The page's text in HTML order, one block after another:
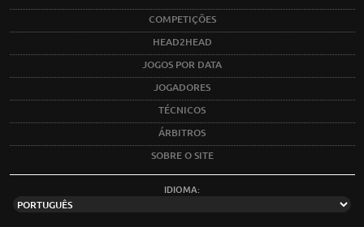
COMPETIÇÕES
HEAD2HEAD
JOGOS POR DATA
JOGADORES
TÉCNICOS
ÁRBITROS
SOBRE O SITE
IDIOMA: